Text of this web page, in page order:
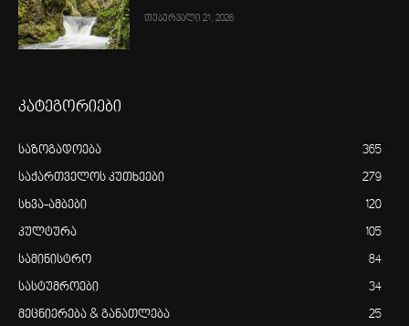
თებერვალი 21, 2026
კატეგორიები
საზოგადოება 365
საქართველოს კუთხეები 279
სხვა-ამბები 120
კულტურა 105
სამინისტრო 84
სასტუმროები 34
მეცნიერება & განათლება 25